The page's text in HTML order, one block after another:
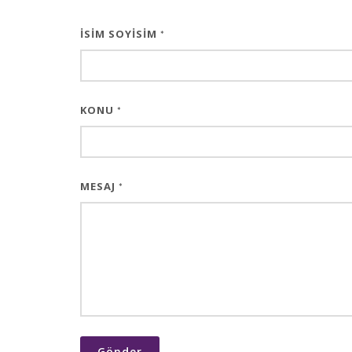
İSIM SOYISIM *
KONU *
MESAJ *